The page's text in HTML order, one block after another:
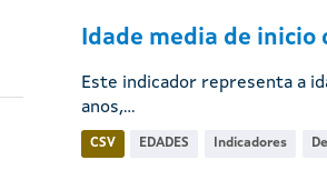
Idade media de
Este indicador representa a
anos,...
CSV EDADES Indicadores